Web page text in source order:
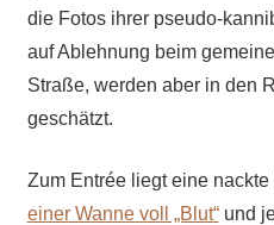
die Fotos ihrer pseudo-
auf Ablehnung beim
Straße, werden aber in den
geschätzt.
Zum Entrée liegt eine nackte
einer Wanne voll „Blut“und